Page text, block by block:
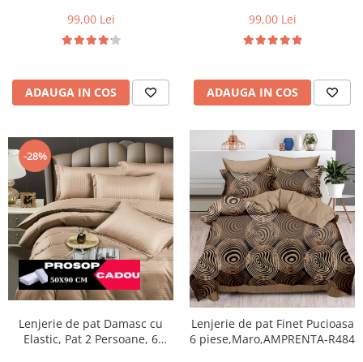
99,00 Lei
ADAUGA IN COS
lucioase-R611
99,00 Lei
ADAUGA IN COS
-28%
Lenjerie de pat Damasc cu
Elastic, Pat 2 Persoane, 6
Lenjerie de pat Finet Pucioasa
6 piese,Maro,AMPRENTA-R484